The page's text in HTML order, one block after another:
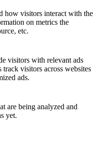
how visitors interact with the
on metrics the
etc.
visitors with relevant ads
visitors across websites
ads.
are being analyzed and
yet.